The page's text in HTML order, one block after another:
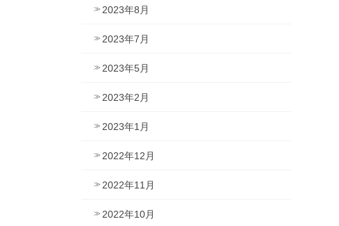
2023年8月
2023年7月
2023年5月
2023年2月
2023年1月
2022年12月
2022年11月
2022年10月